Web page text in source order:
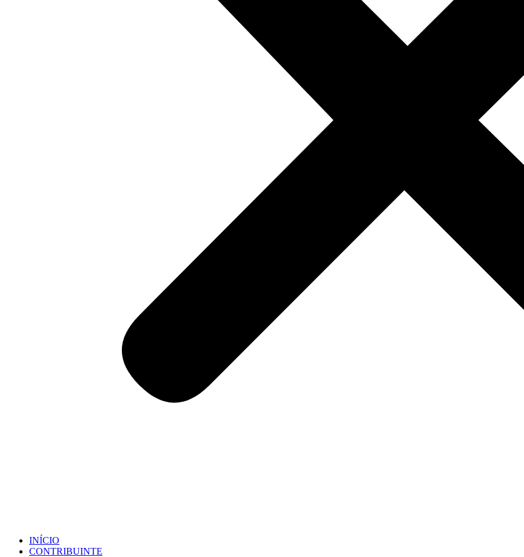
INÍCIO
CONTRIBUINTE